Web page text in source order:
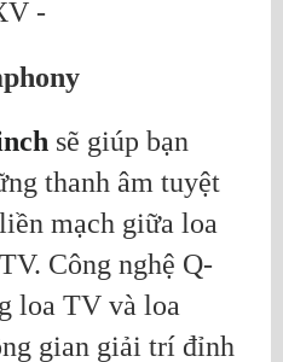
sẽ giúp bạn
thanh âm tuyệt
mạch giữa loa
Công nghệ Q-
loa TV và loa
gian giải trí đỉnh